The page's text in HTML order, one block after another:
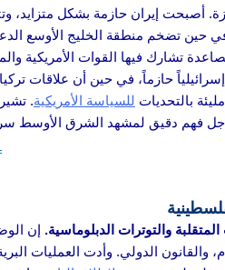
أصبحت إيران حازمة بشكل متزايد،
في حين تضخم منطقة الخليج الأوسع
تشارك فيها القوات الأمريكية
حازماً، في حين أن علاقات
بالتحديات للسياسة الأمريكية.
أجل فهم دقيق لمشهد الشرق الأوسط
والتوترات الدبلوماسية. إن
والقانون الدولي. وأدت العمليات